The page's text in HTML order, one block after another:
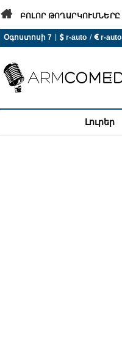
 ԲՈԼՈՐ ԹՈՂԱՐԿՈՒՄՆԵՐԸ
Օգոստոսի 7 |  r-auto /  r-auto
Լուրեր